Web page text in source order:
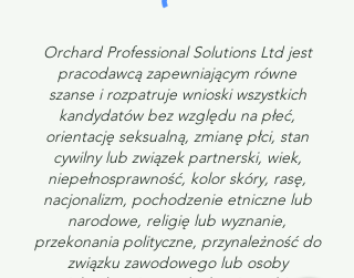
Orchard Professional Solutions Ltd jest
pracodawcą zapewniającym równe
szanse i rozpatruje wnioski wszystkich
kandydatów bez względu na płeć,
orientację seksualną, zmianę płci, stan
cywilny lub związek partnerski, wiek,
niepełnosprawność, kolor skóry, rasę,
nacjonalizm, pochodzenie etniczne lub
narodowe, religię lub wyznanie,
przekonania polityczne, przynależność do
związku zawodowego lub osoby